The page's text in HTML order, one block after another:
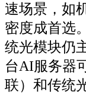
速场景，如
密度成首选
统光模块仍
台AI服务器
联）和传统